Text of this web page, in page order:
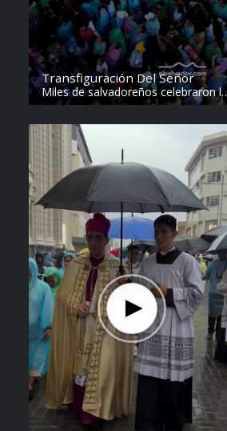
Transfiguración Del Señor
Miles de salvadoreños celebraron la
Transfiguración del Divino Salvador
Steven Anzora